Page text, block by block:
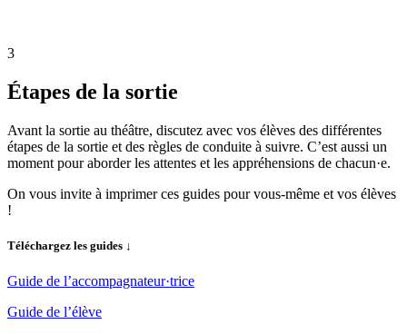
3
Étapes de la sortie
Avant la sortie au théâtre, discutez avec vos élèves des différentes
étapes de la sortie et des règles de conduite à suivre. C’est aussi un
moment pour aborder les attentes et les appréhensions de chacun·e.
On vous invite à imprimer ces guides pour vous-même et vos élèves
!
Téléchargez les guides ↓
Guide de l’accompagnateur·trice
Guide de l’élève